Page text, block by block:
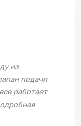
из
подачи
работает